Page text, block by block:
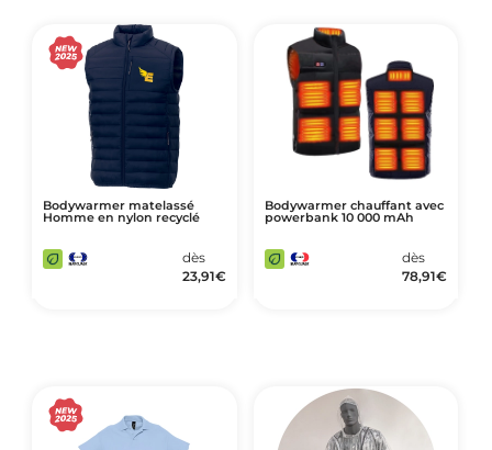
Bodywarmer matelassé
Homme en nylon recyclé
dès
23,91€
Bodywarmer chauffant avec
powerbank 10 000 mAh
dès
78,91€